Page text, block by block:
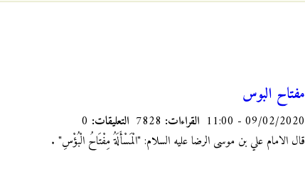
مفتاح البوس
09/02/2020 - 11:00 القراءات: التعليقات:
قال الامام علي بن موسى الرضا عليه السلام: "الْمَسْأَلَةُمِفْتَاحُ الْبُؤْسِ‏" .